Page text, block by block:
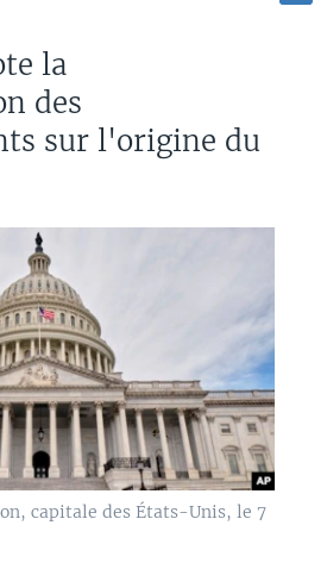
la
des
sur l'origine du
capitale des États-Unis, le 7